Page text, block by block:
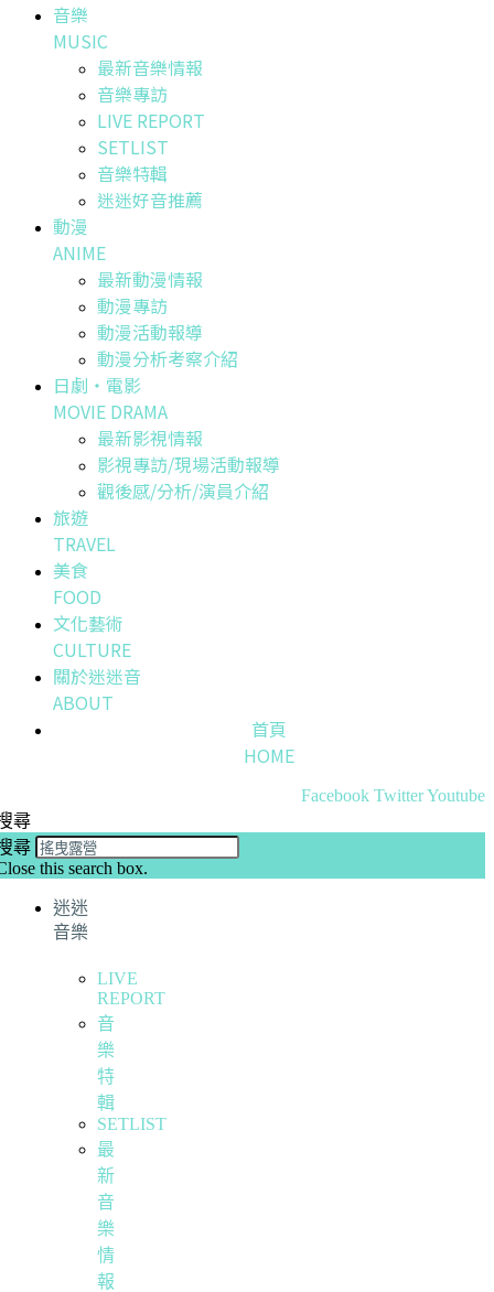
音樂
MUSIC
最新音樂情報
音樂專訪
LIVE REPORT
SETLIST
音樂特輯
迷迷好音推薦
動漫
ANIME
最新動漫情報
動漫專訪
動漫活動報導
動漫分析考察介紹
日劇・電影
MOVIE DRAMA
最新影視情報
影視專訪/現場活動報導
觀後感/分析/演員介紹
旅遊
TRAVEL
美食
FOOD
文化藝術
CULTURE
關於迷迷音
ABOUT
首頁
HOME
Facebook TwitterYoutube
尋
尋
this search box.
迷迷
音樂
LIVE
REPORT
音
樂
特
輯
SETLIST
最
新
音
樂
情
報